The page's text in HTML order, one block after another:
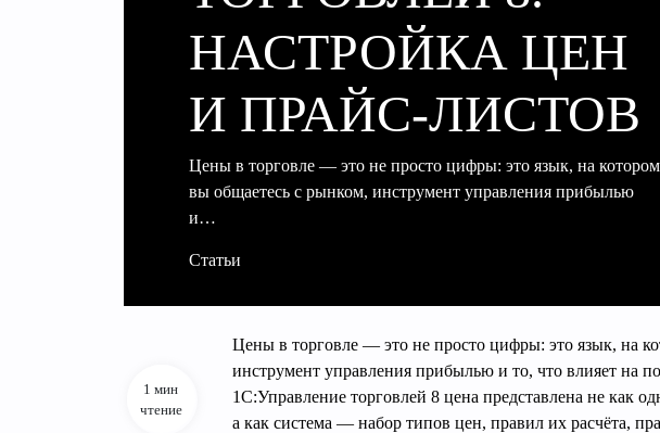
НАСТРОЙКА ЦЕН
И ПРАЙС-ЛИСТОВ
Цены в торговле — это не просто цифры: это язык, на котором
вы общаетесь с рынком, инструмент управления прибылью
и…
Статьи
1 мин
чтение
Цены в торговле — это не просто цифры: это язык, на
инструмент управления прибылью и то, что влияет на
1С:Управление торговлей 8 цена представлена не как
а как система — набор типов цен, правил их расчёта,